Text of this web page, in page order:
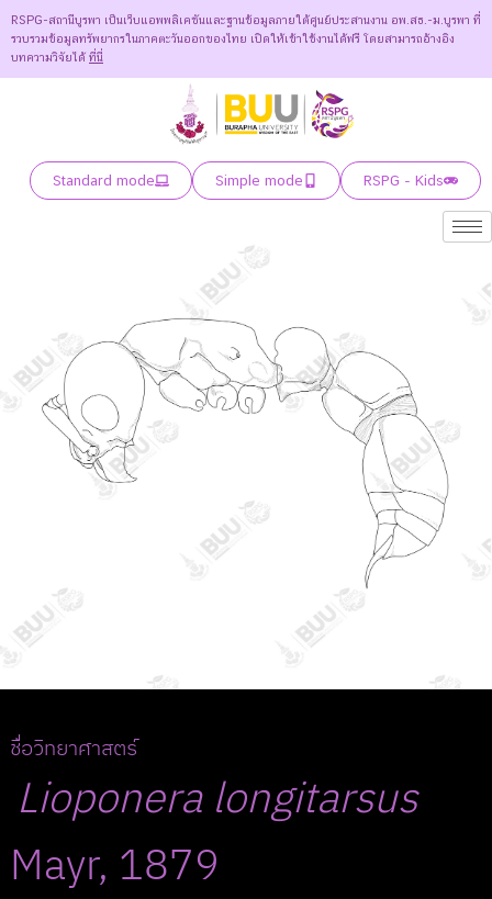
RSPG-สถานีบูรพา เป็นเว็บแอพพลิเคชันและฐานข้อมูลภายใต้ศูนย์ประสานงาน อพ.สธ.-ม.บูรพา ที่
รวบรวมข้อมูลทรัพยากรในภาคตะวันออกของไทย เปิดให้เข้าใช้งานได้ฟรี โดยสามารถอ้างอิง
บทความวิจัยได้ ที่นี่
Standard mode Simple mode RSPG - Kids
ชื่อวิทยาศาสตร์
Lioponera longitarsus
Mayr, 1879